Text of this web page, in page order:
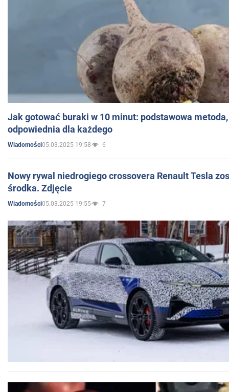
Jak gotować buraki w 10 minut: podstawowa
odpowiednia dla każdego
Wiadomości05.03.2025 19:58 6
Nowy rywal niedrogiego crossovera Renault Tesla
środka. Zdjęcie
Wiadomości05.03.2025 19:55 7